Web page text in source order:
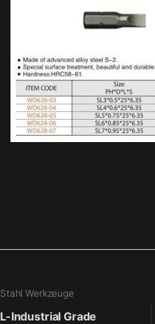
Stahl Werkzeuge
L-Industrial Grade